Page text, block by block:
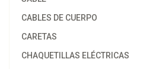
CABLES DE CUERPO
CARETAS
CHAQUETILLAS ELÉCTRICAS